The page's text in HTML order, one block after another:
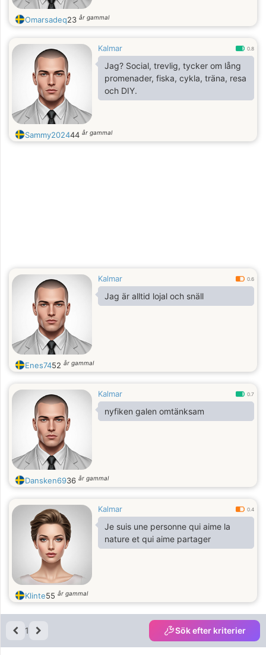
Omarsadeq23 år gammal
Kalmar 0.8
Jag? Social, trevlig, tycker om lång
promenader, fiska, cykla, träna, resa
och DIY.
Sammy202444 år gammal
Kalmar 0.6
Jag är alltid lojal och snäll
Enes7452 år gammal
Kalmar 0.7
nyfiken galen omtänksam
Dansken6936 år gammal
Kalmar 0.4
Je suis une personne qui aime la
nature et qui aime partager
Klinte55 år gammal
1 Sök efter kriterier